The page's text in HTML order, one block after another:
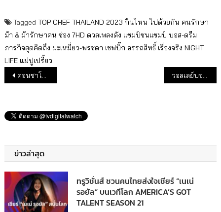
Tagged TOP CHEF THAILAND 2023 กินไหน ไปด้วยกัน คนรักษา
ม้า & ม้ารักษาคน ช่อง 7HD ดวลเพลงดัง แชมป์ชนแชมป์ บอส-ดรีม
ภารกิจสุดคิดถึง มะเหมี่ยว-พรชดา เชฟบิ๊ก อรรถสิทธิ์ เรื่องจริง NIGHT
LIFE แม่ปูเปรี้ยว
แนะแนวเรื่อง
คอนซาโดเล่ ซัปโปโร ดวล คาชิว่า เรย์โซล ชมสดทาง “พีพีทีวี” 3 มิ.ย.นี้ วอลเลย์บอล เนชันส์ ลีก (VNL) ปี 2023 ไทย พบ แคนาดา คว้าเรตติ้งสูงถึง 6.1
ข่าวล่าสุด
ทรูวิชั่นส์ ชวนคนไทยส่งใจเชียร์ “เนเน่
รอยัล” บนเวทีโลก AMERICA’S GOT
TALENT SEASON 21